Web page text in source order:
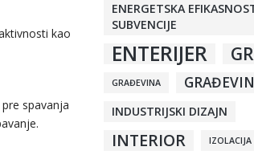
kao
spavanja
ENERGETSKA
SUBVENCIJE
ENTERIJER
GRAĐEVINA
INDUSTRIJSKI DIZAJN
INTERIOR IZOLACIJA